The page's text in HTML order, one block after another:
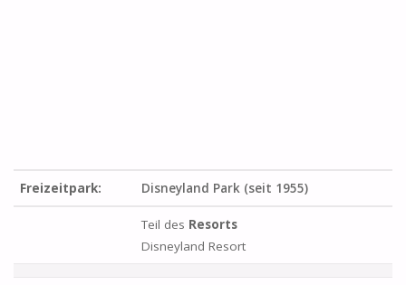
Freizeitpark: Disneyland Park (seit 1955)
Teil des Resorts
Disneyland Resort